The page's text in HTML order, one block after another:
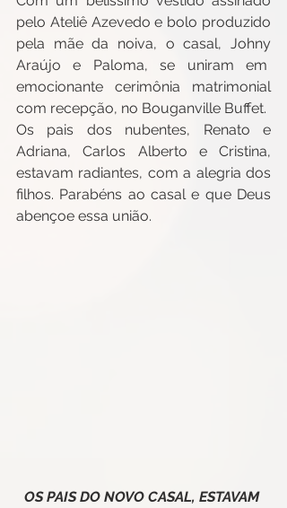
pelo Ateliê Azevedo e bolo produzido
pela mãe da noiva, o casal, Johny
Araújo e Paloma, se uniram em
emocionante cerimônia matrimonial
com recepção, no Bouganville Buffet.
Os pais dos nubentes, Renato e
Adriana, Carlos Alberto e Cristina,
estavam radiantes, com a alegria dos
filhos. Parabéns ao casal e que Deus
abençoe essa união.
OS PAIS DO NOVO CASAL, ESTAVAM